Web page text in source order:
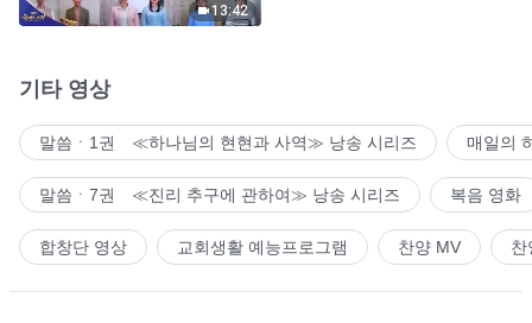
13:42
기타 영상
말씀ㆍ1권 ≪하나님의 현현과 사역≫ 낭송 시리즈 매일의
말씀ㆍ7권 ≪진리 추구에 관하여≫ 낭송 시리즈 복음 영화
합창단 영상 교회생활 예능프로그램 찬양 MV 찬